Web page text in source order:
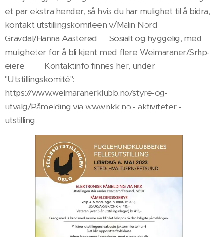
et par ekstra hender, så hvis du har mulighet til å bidra,
kontakt utstillingskomiteen v/Malin Nord
Gravdal/Hanna Aasterød💪 Sosialt og hyggelig, med
muligheter for å bli kjent med flere Weimaraner/Srhp-
eiere🥰🐾Kontaktinfo finnes her, under
"Utstillingskomité":
https://www.weimaranerklubb.no/styre-og-
utvalg/Påmelding via www.nkk.no - aktiviteter -
utstilling.